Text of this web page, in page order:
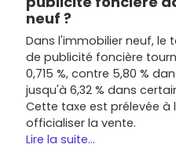
neuf ?
Dans l'immobilier neuf, le
de publicité foncière
0,715 %, contre 5,80 %
jusqu'à 6,32 % dans
Cette taxe est prélevée à
officialiser la vente.
Lire la suite...